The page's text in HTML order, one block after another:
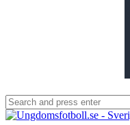
Search
for: